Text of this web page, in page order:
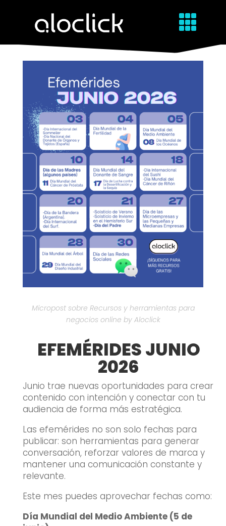
Micropost sobre Recursos y herramientas para
negocios online by Aloclick
EFEMÉRIDES JUNIO
2026
Junio trae nuevas oportunidades para crear
contenido con intención y conectar con tu
audiencia de forma más estratégica.
Las efemérides no son solo fechas para
publicar: son herramientas para generar
conversación, reforzar valores de marca y
mantener una comunicación constante y
relevante.
Este mes puedes aprovechar fechas como:
Día Mundial del Medio Ambiente (5 de